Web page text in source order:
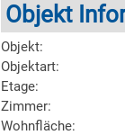
Objekt
Objekt:
Objektart:
Etage:
Zimmer:
Wohnfläche: